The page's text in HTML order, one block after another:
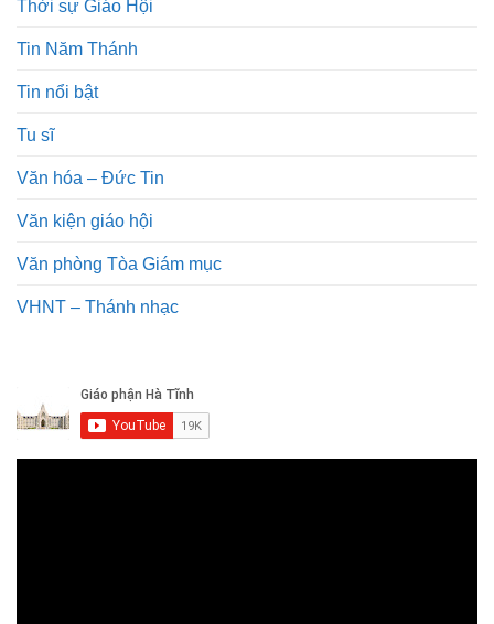
Thời sự Giáo Hội
Tin Năm Thánh
Tin nổi bật
Tu sĩ
Văn hóa – Đức Tin
Văn kiện giáo hội
Văn phòng Tòa Giám mục
VHNT – Thánh nhạc